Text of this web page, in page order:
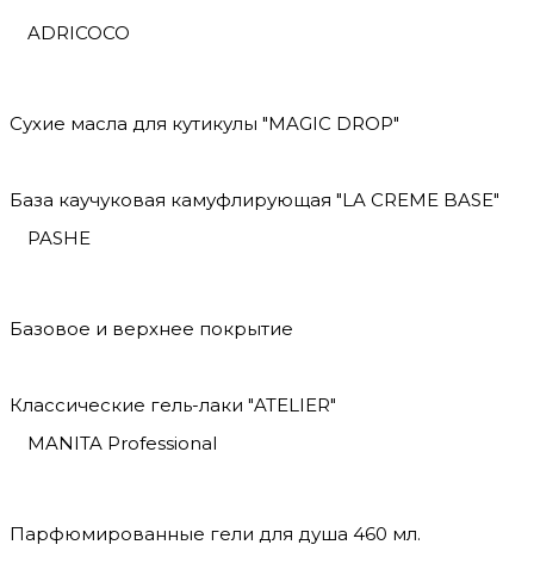
ADRICOCO
Сухие масла для кутикулы "MAGIC DROP"
База каучуковая камуфлирующая "LA CREME BASE"
PASHE
Базовое и верхнее покрытие
Классические гель-лаки "ATELIER"
MANITA Professional
Парфюмированные гели для душа 460 мл.